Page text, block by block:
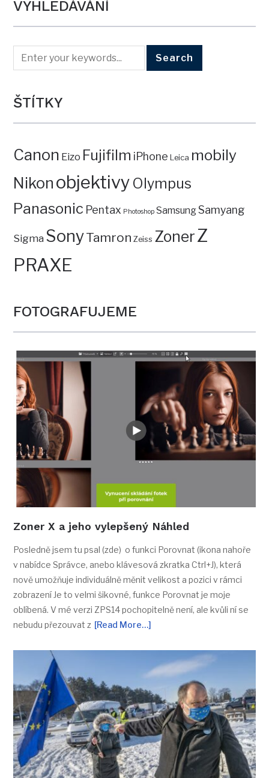
VYHLEDÁVÁNÍ
ŠTÍTKY
Canon Eizo Fujifilm iPhone Leica mobily
Nikon objektivy Olympus
Panasonic Pentax Photoshop SamsungSamyang
Sigma SonyTamron Zeiss ZonerZ
PRAXE
FOTOGRAFUJEME
Zoner X a jeho vylepšený Náhled
Posledně jsem tu psal (zde) o funkci Porovnat (ikona nahoře
v nabídce Správce, anebo klávesová zkratka Ctrl+J), která
nově umožňuje individuálně měnit velikost a pozici v rámci
zobrazení Je to velmi šikovné, funkce Porovnat je moje
oblíbená. V mé verzi ZPS14 pochopitelně není, ale kvůli ní se
nebudu přezouvat z [Read More…]